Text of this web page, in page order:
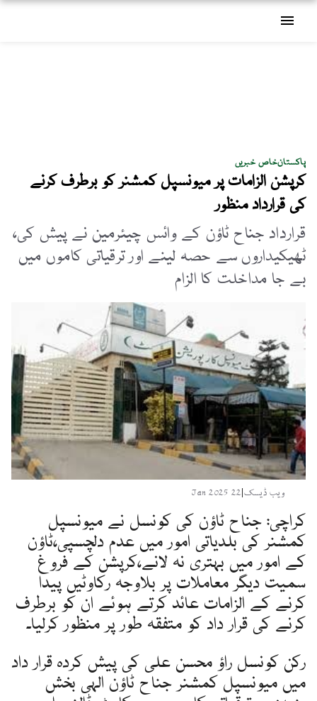
menu
پاکستانخاص خبریں
کرپشن الزامات پر میونسپل کمشنر کو برطرف کرنے
کی قرارداد منظور
قرارداد جناح ٹاؤن کے وائس چیئرمین نے پیش کی،
ٹھیکیداروں سے حصہ لینے اور ترقیاتی کاموں میں
بے جا مداخلت کا الزام
ویب ڈیسک 22 Jan 2025
کراچی: جناح ٹاؤن کی کونسل نے میونسپل
کمشنر کی بلدیاتی امور میں عدم دلچسپی،ٹاؤن
کے امور میں بہتری نہ لانے،کرپشن کے فروغ
سمیت دیگر معاملات پر بلاوجہ رکاوٹیں پیدا
کرنے کے الزامات عائد کرتے ہوئے ان کو برطرف
کرنے کی قرار داد کو متفقہ طور پر منظور کرلیا۔
رکن کونسل راؤ محسن علی کی پیش کردہ قرار داد
میں میونسپل کمشنر جناح ٹاؤن الہی بخش